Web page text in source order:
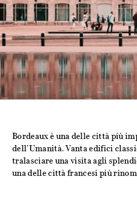
Bordeaux è una delle città più
dell’Umanità. Vanta edifici
tralasciare una visita agli
una delle città francesi più